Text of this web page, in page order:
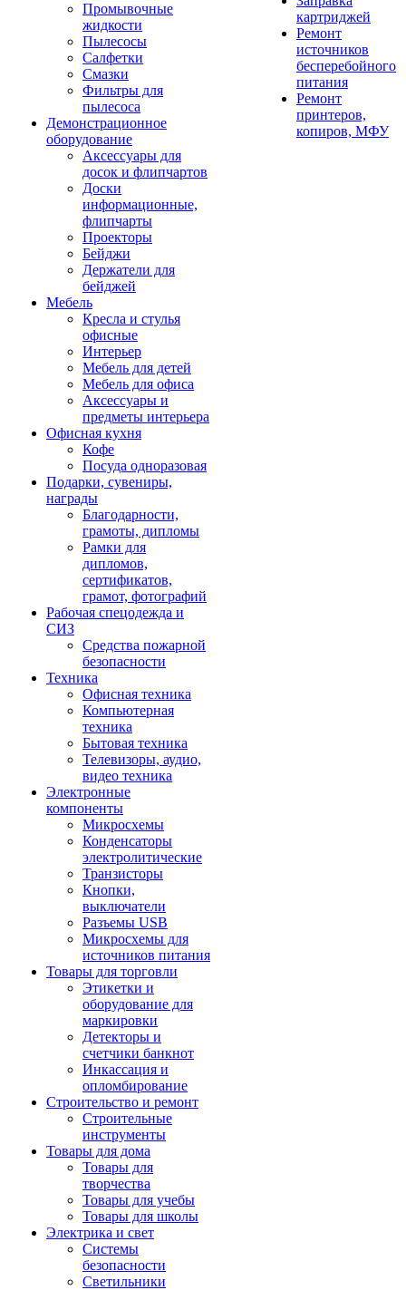
Промывочные
жидкости
Пылесосы
Салфетки
Смазки
Фильтры для
пылесоса
Демонстрационное
оборудование
Аксессуары для
досок и флипчартов
Доски
информационные,
флипчарты
Проекторы
Бейджи
Держатели для
бейджей
Мебель
Кресла и стулья
офисные
Интерьер
Мебель для детей
Мебель для офиса
Аксессуары и
предметы интерьера
Офисная кухня
Кофе
Посуда одноразовая
Подарки, сувениры,
награды
Благодарности,
грамоты, дипломы
Рамки для
дипломов,
сертификатов,
грамот, фотографий
Рабочая спецодежда и
СИЗ
Средства пожарной
безопасности
Техника
Офисная техника
Компьютерная
техника
Бытовая техника
Телевизоры, аудио,
видео техника
Электронные
компоненты
Микросхемы
Конденсаторы
электролитические
Транзисторы
Кнопки,
выключатели
Разъемы USB
Микросхемы для
источников питания
Товары для торговли
Этикетки и
оборудование для
маркировки
Детекторы и
счетчики банкнот
Инкассация и
опломбирование
Строительство и ремонт
Строительные
инструменты
Товары для дома
Товары для
творчества
Товары для учебы
Товары для школы
Электрика и свет
Системы
безопасности
Светильники
картриджей
Ремонт
источников
бесперебойного
питания
Ремонт
принтеров,
копиров, МФУ